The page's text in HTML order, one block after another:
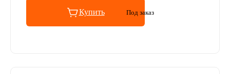
Купить Под заказ